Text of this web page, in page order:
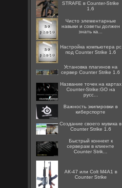
STRAFE в Counter-Strike
1.6
Чисто элементарные
навыки и советы должен
знать ка...
Настройка компьютера pc
под Counter Strike 1.6
Установка плагинов на
сервер Counter Strike 1.6
Название точек на картах
Counter-Strike:GO на
русс...
Важность экипировки в
киберспорте
Создание своего мувика в
Counter Strike 1.6
Быстрый коннект к
серверам в клиенте
Counter Strik...
АК-47 или Colt M4A1 в
Counter Strike